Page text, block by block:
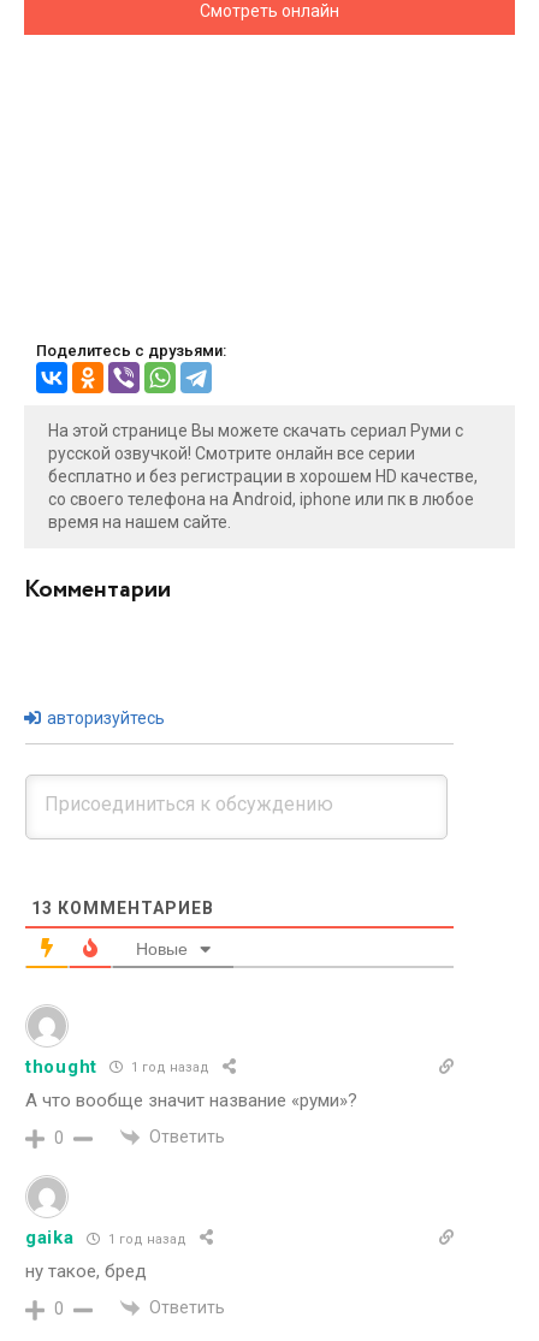
Смотреть онлайн
Поделитесь с друзьями:
На этой странице Вы можете скачать сериал Руми с
русской озвучкой! Смотрите онлайн все серии
бесплатно и без регистрации в хорошем HD качестве,
со своего телефона на Android, iphone или пк в любое
время на нашем сайте.
Комментарии
авторизуйтесь
13 КОММЕНТАРИЕВ
Новые
thought 1 год назад
А что вообще значит название «руми»?
0 Ответить
gaika 1 год назад
ну такое, бред
0 Ответить